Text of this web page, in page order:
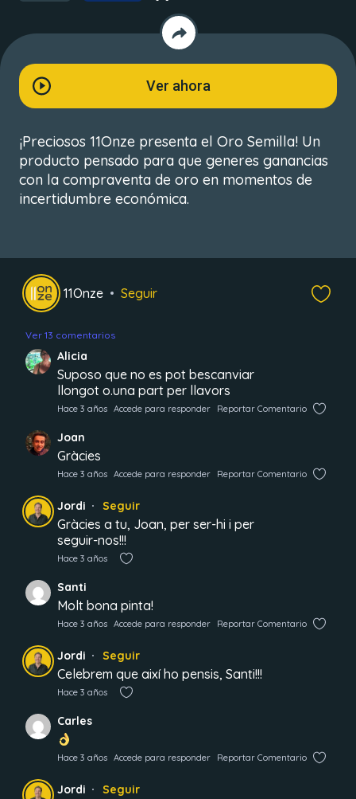
Ver ahora
¡Preciosos 11Onze presenta el Oro Semilla! Un
producto pensado para que generes ganancias
con la compraventa de oro en momentos de
incertidumbre económica.
11Onze Seguir
Ver 13 comentarios
Alicia
Suposo que no es pot bescanviar
llongot o.una part per llavors
Hace 3 años Accede para responder Reportar Comentario
Joan
Gràcies
Hace 3 años Accede para responder Reportar Comentario
Jordi Seguir
Gràcies a tu, Joan, per ser-hi i per
seguir-nos!!!
Hace 3 años
Santi
Molt bona pinta!
Hace 3 años Accede para responder Reportar Comentario
Jordi Seguir
Celebrem que així ho pensis, Santi!!!
Hace 3 años
Carles
Hace 3 años Accede para responder Reportar Comentario
Jordi Seguir